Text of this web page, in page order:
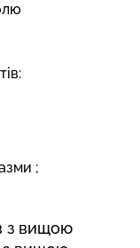
;
з вищою